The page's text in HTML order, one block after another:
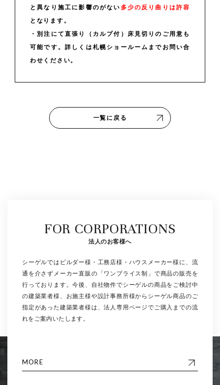
と異なり施工に影響のがない 多少の反り曲りは許容
となります。
・別注にて直張り（カルプ付）床見切りのご用意も
可能です。詳しくは札幌ショールームまでお問い合
わせください。
一覧に戻る
FOR CORPORATIONS
法人のお客様へ
シーゲルではビルダー様・工務店様・ハウスメーカー様に、流
通を介さずメーカー直販の「ワンプライス制」で商品の販売を
行っております。今後、自社物件でシーゲルの商品をご検討中
の建築業者様、お施主様や設計事務所様からシーゲル商品のご
指定があった建築業者様は、法人専用ページでご購入までの流
れをご案内いたします。
MORE